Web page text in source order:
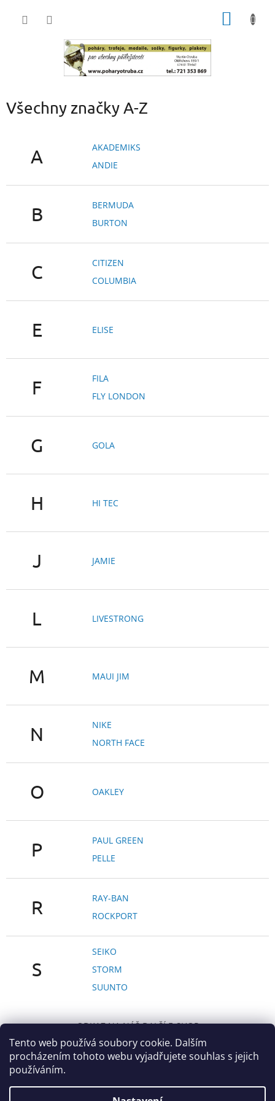
Tento web používá soubory cookie. Dalším
procházením tohoto webu vyjadřujete souhlas s jejich
používáním.
Všechny značky A-Z
A
AKADEMIKS
ANDIE
B
BERMUDA
BURTON
C
CITIZEN
COLUMBIA
E ELISE
F
FILA
FLY LONDON
G GOLA
H HI TEC
J JAMIE
L LIVESTRONG
M MAUI JIM
N
NIKE
NORTH FACE
O OAKLEY
P
PAUL GREEN
PELLE
R
RAY-BAN
ROCKPORT
S
SEIKO
STORM
SUUNTO
á
ODKAZ NA NÁŠ DALŠÍ E-SHOP